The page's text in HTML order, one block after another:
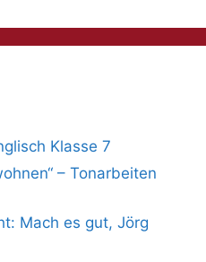
Klasse 7
– Tonarbeiten
Mach es gut, Jörg